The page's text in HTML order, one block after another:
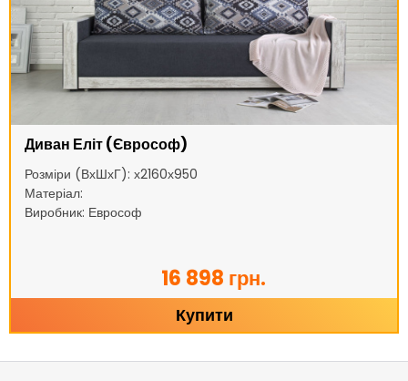
Диван Еліт (Єврософ)
Розміри (ВхШхГ): х2160х950
Матеріал:
Виробник: Еврософ
16 898 грн.
Купити